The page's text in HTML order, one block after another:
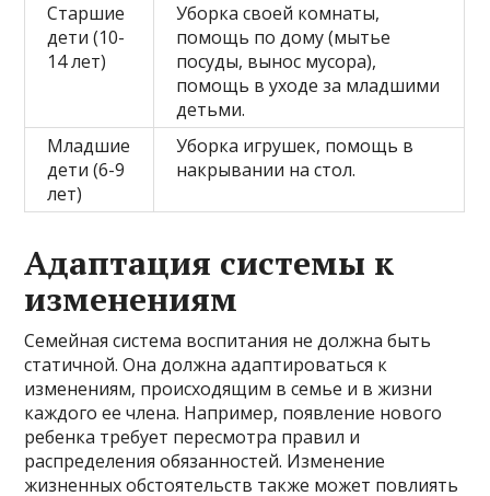
Старшие
дети (10-
14 лет)
Уборка своей комнаты,
помощь по дому (мытье
посуды, вынос мусора),
помощь в уходе за младшими
детьми.
Младшие
дети (6-9
лет)
Уборка игрушек, помощь в
накрывании на стол.
Адаптация системы к
изменениям
Семейная система воспитания не должна быть
статичной. Она должна адаптироваться к
изменениям, происходящим в семье и в жизни
каждого ее члена. Например, появление нового
ребенка требует пересмотра правил и
распределения обязанностей. Изменение
жизненных обстоятельств также может повлиять